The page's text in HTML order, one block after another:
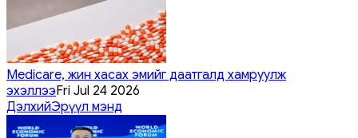
Medicare, жин хасах эмийг даатгалд хамруулж
эхэллээFri Jul 24 2026
ДэлхийЭрүүл мэнд